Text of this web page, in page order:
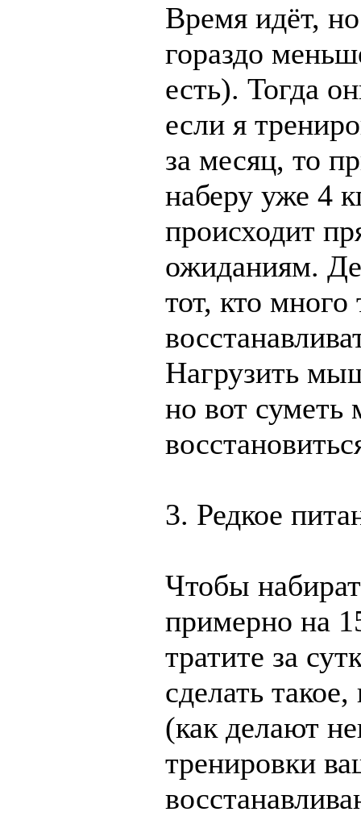
Время идёт,
гораздо
есть). Тогда
если я
за месяц, то
наберу уже 4
происходит
ожиданиям.
тот, кто много
Нагрузить
но вот суметь
3. Редкое
Чтобы
примерно на
тратите за
сделать
(как делают
тренировки